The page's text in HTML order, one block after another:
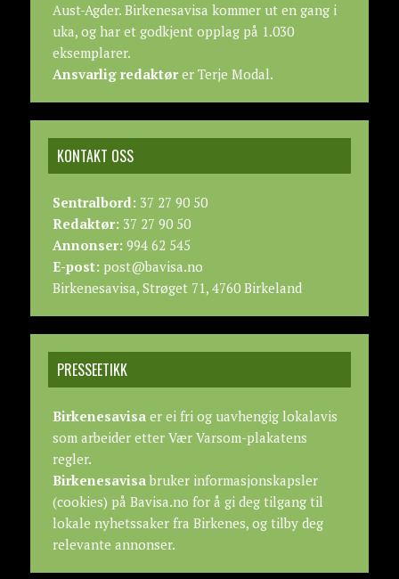
Aust-Agder. Birkenesavisa kommer ut en gang i
uka, og har et godkjent opplag på 1.030
eksemplarer.
Ansvarlig redaktører Terje Modal.
KONTAKT OSS
Sentralbord:37 27 90 50
Redaktør:37 27 90 50
Annonser:994 62 545
E-post:post@bavisa.no
Birkenesavisa, Strøget 71, 4760 Birkeland
PRESSEETIKK
Birkenesavisaer ei fri og uavhengig lokalavis
som arbeider etter Vær Varsom-plakatens
regler.
Birkenesavisabruker informasjonskapsler
(cookies) på Bavisa.no for å gi deg tilgang til
lokale nyhetssaker fra Birkenes, og tilby deg
relevante annonser.